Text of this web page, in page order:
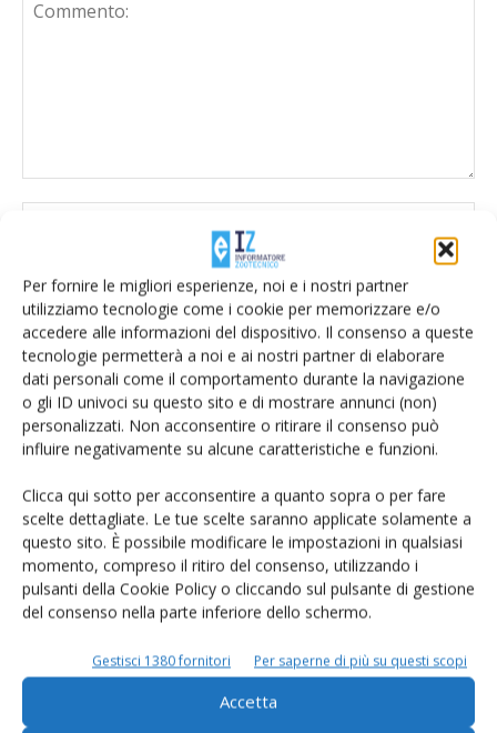
Per fornire le migliori esperienze, noi e i nostri partner
utilizziamo tecnologie come i cookie per memorizzare e/o
accedere alle informazioni del dispositivo. Il consenso a queste
tecnologie permetterà a noi e ai nostri partner di elaborare
dati personali come il comportamento durante la navigazione
o gli ID univoci su questo sito e di mostrare annunci (non)
personalizzati. Non acconsentire o ritirare il consenso può
influire negativamente su alcune caratteristiche e funzioni.
Clicca qui sotto per acconsentire a quanto sopra o per fare
scelte dettagliate. Le tue scelte saranno applicate solamente a
questo sito. È possibile modificare le impostazioni in qualsiasi
momento, compreso il ritiro del consenso, utilizzando i
pulsanti della Cookie Policy o cliccando sul pulsante di gestione
del consenso nella parte inferiore dello schermo.
Gestisci 1380 fornitori Per saperne di più su questi scopi
Accetta
Salva il mio nome, email e sito web in questo browser per la
prossima volta che commento.
E-magazine